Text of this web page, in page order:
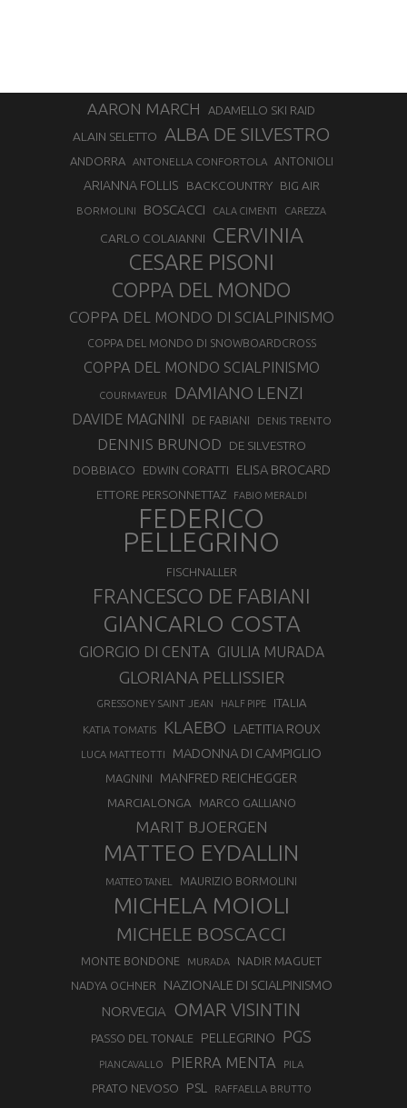
AARON MARCH ADAMELLO SKI RAID
ALAIN SELETTO ALBA DE SILVESTRO
ANDORRA ANTONELLA CONFORTOLA ANTONIOLI
ARIANNA FOLLIS BACKCOUNTRY BIG AIR
BORMOLINI BOSCACCI CALA CIMENTI CAREZZA
CARLO COLAIANNI CERVINIA
CESARE PISONI
COPPA DEL MONDO
COPPA DEL MONDO DI SCIALPINISMO
COPPA DEL MONDO DI SNOWBOARDCROSS
COPPA DEL MONDO SCIALPINISMO
COURMAYEUR DAMIANO LENZI
DAVIDE MAGNINI DE FABIANI DENIS TRENTO
DENNIS BRUNOD DE SILVESTRO
DOBBIACO EDWIN CORATTI ELISA BROCARD
ETTORE PERSONNETTAZ FABIO MERALDI
FEDERICO
PELLEGRINO
FISCHNALLER
FRANCESCO DE FABIANI
GIANCARLO COSTA
GIORGIO DI CENTA GIULIA MURADA
GLORIANA PELLISSIER
GRESSONEY SAINT JEAN HALF PIPE ITALIA
KATIA TOMATIS KLAEBO LAETITIA ROUX
LUCA MATTEOTTI MADONNA DI CAMPIGLIO
MAGNINI MANFRED REICHEGGER
MARCIALONGA MARCO GALLIANO
MARIT BJOERGEN
MATTEO EYDALLIN
MATTEO TANEL MAURIZIO BORMOLINI
MICHELA MOIOLI
MICHELE BOSCACCI
MONTE BONDONE MURADA NADIR MAGUET
NADYA OCHNER
NAZIONALE DI SCIALPINISMO
NORVEGIA
OMAR VISINTIN
PASSO DEL TONALE PELLEGRINO PGS
PIANCAVALLO PIERRA MENTA PILA
PRATO NEVOSO PSL RAFFAELLA BRUTTO